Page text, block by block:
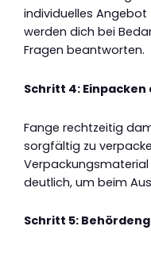
individuelles Angebot
werden dich bei
Fragen beantworten.
Schritt 4:
Fange rechtzeitig
sorgfältig zu
deutlich, um beim
Schritt 5: